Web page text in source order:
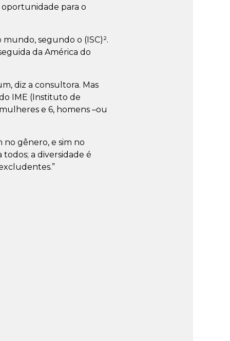
para o
segundo o (ISC)².
da América do
diz a consultora. Mas
IME (Instituto de
e 6, homens –ou
no gênero, e sim no
a diversidade é